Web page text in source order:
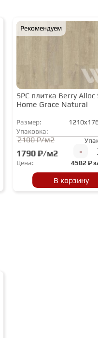
Рекомендуем
SPC плитка Berry
Home Grace Natural
Размер:
Упаковка:
2100 ₽/м2
1790 ₽/м2 -
Цена: 4582₽
В корзину